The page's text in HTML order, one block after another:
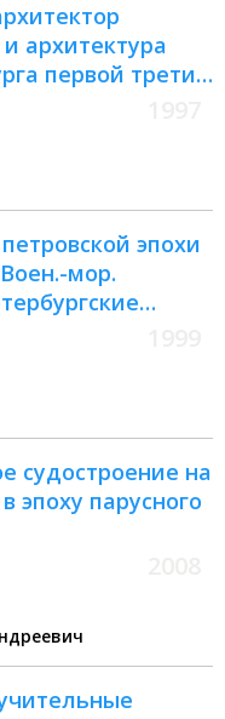
архитектура
первой трети
эпохи
мор.
судостроение на
эпоху парусного